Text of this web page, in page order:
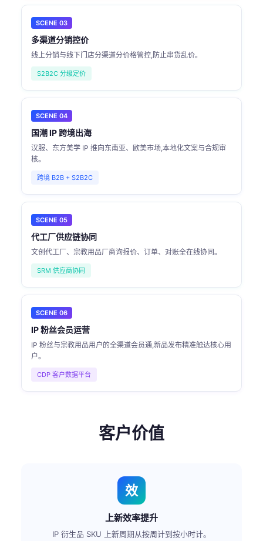
SCENE 03
多渠道分销控价
线上分销与线下门店分渠道分价格管控,防止串货乱价。
S2B2C 分级定价
SCENE 04
国潮 IP 跨境出海
汉服、东方美学 IP 推向东南亚、欧美市场,本地化文案与合规审
核。
跨境 B2B + S2B2C
SCENE 05
代工厂供应链协同
文创代工厂、宗教用品厂商询报价、订单、对账全在线协同。
SRM 供应商协同
SCENE 06
IP 粉丝会员运营
IP 粉丝与宗教用品用户的全渠道会员通,新品发布精准触达核心用
户。
CDP 客户数据平台
客户价值
效
上新效率提升
IP 衍生品 SKU 上新周期从按周计到按小时计。